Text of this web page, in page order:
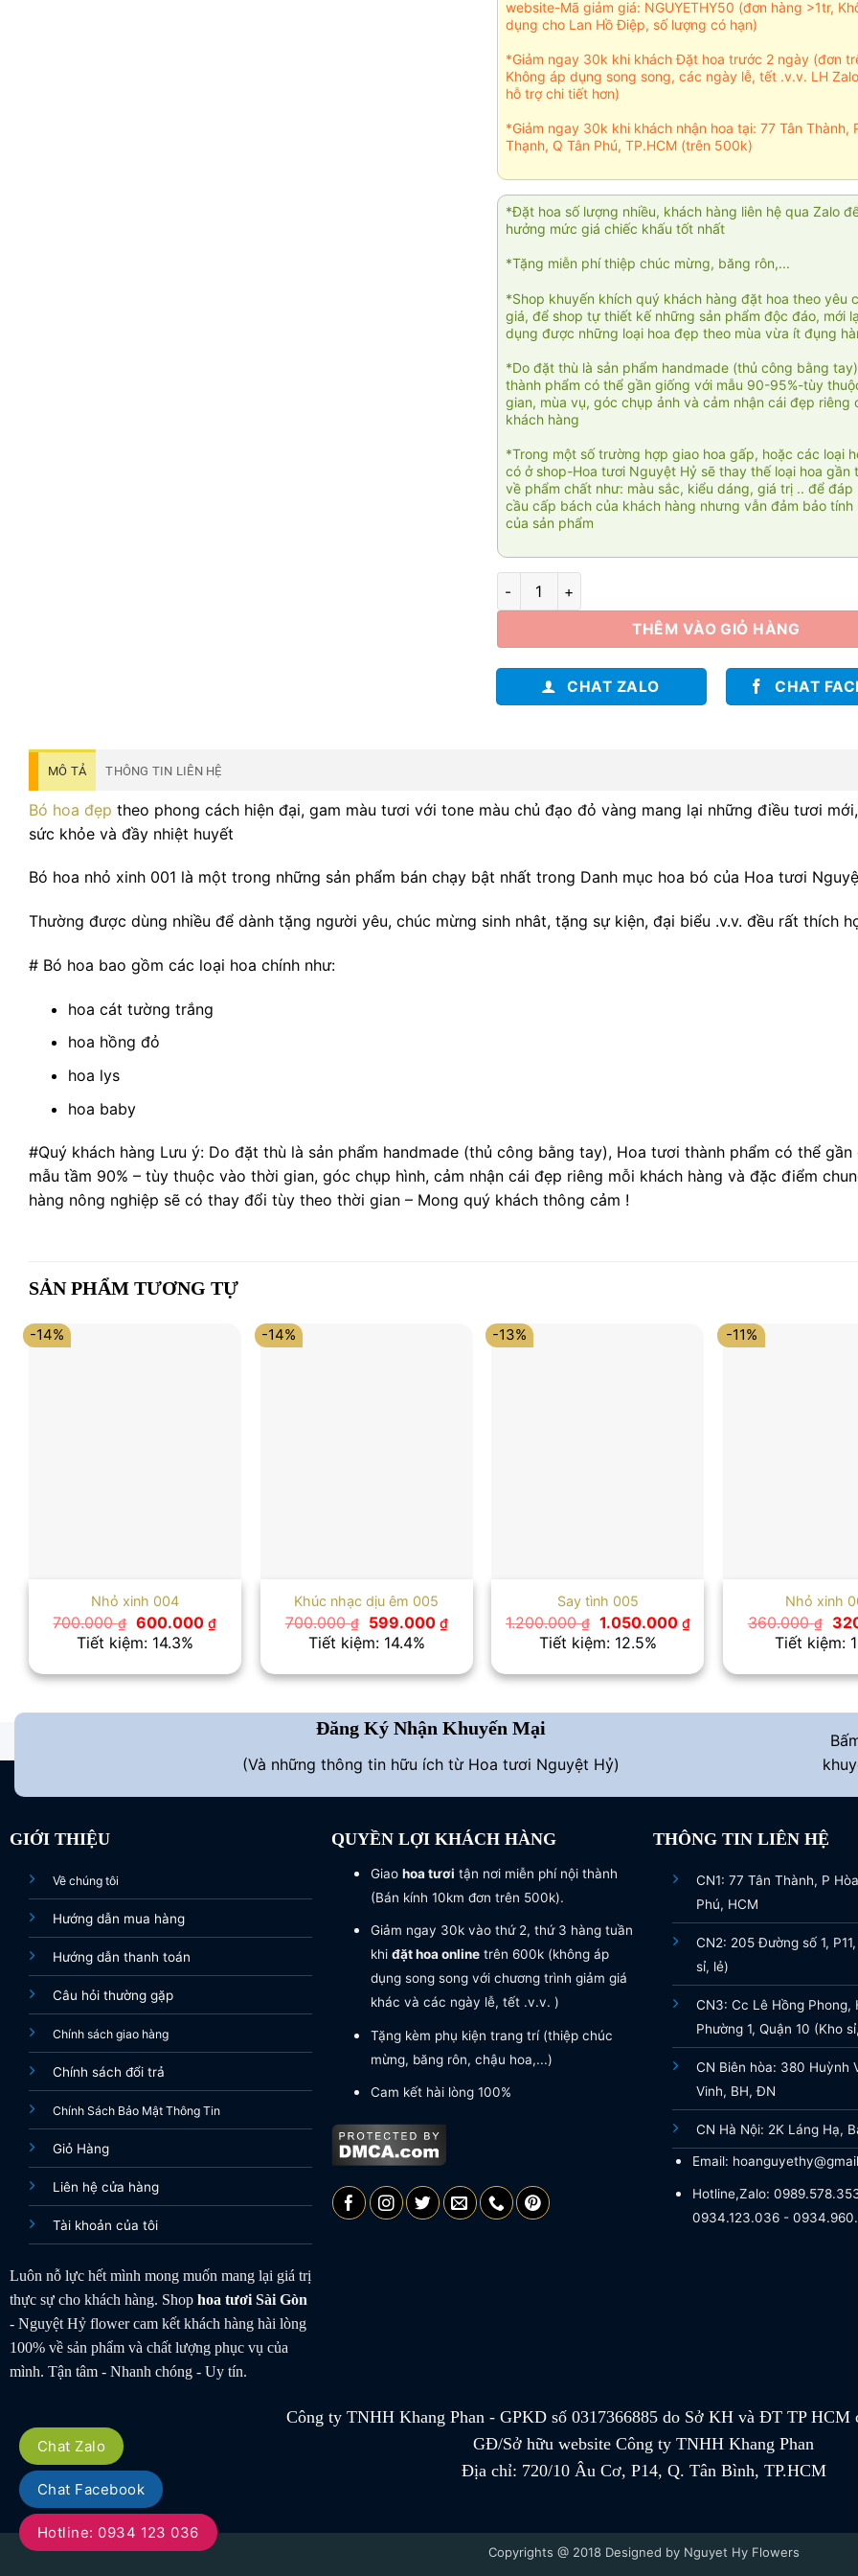
website-Mã giảm giá: NGUYETHY50 (đơn hàng >1tr,
dụng cho Lan Hồ Điệp, số lượng có hạn)
*Giảm ngay 30k khi khách Đặt hoa trước 2 ngày (đơn
Không áp dụng song song, các ngày lễ, tết .v.v. LH
hỗ trợ chi tiết hơn)
*Giảm ngay 30k khi khách nhận hoa tại: 77 Tân Thành,
Thạnh, Q Tân Phú, TP.HCM (trên 500k)
*Đặt hoa số lượng nhiều, khách hàng liên hệ qua Zalo
hưởng mức giá chiếc khấu tốt nhất
*Tặng miễn phí thiệp chúc mừng, băng rôn,...
*Shop khuyến khích quý khách hàng đặt hoa theo yêu
giá, để shop tự thiết kế những sản phẩm độc đáo, mới
dụng được những loại hoa đẹp theo mùa vừa ít đụng
*Do đặt thù là sản phẩm handmade (thủ công bằng
thành phẩm có thể gần giống với mẫu 90-95%-tùy
gian, mùa vụ, góc chụp ảnh và cảm nhận cái đẹp riêng
khách hàng
*Trong một số trường hợp giao hoa gấp, hoặc các loại
có ở shop-Hoa tươi Nguyệt Hỷ sẽ thay thế loại hoa gần
về phẩm chất như: màu sắc, kiểu dáng, giá trị .. để đáp
cầu cấp bách của khách hàng nhưng vẫn đảm bảo tính
của sản phẩm
Bó hoa nhỏ xinh 001 số lượng
THÊM VÀO GIỎ HÀNG
CHAT ZALO CHAT
MÔ TẢ THÔNG TIN LIÊN HỆ
Bó hoa đẹp theo phong cách hiện đại, gam màu tươi với tone màu chủ đạo đỏ vàng mang lại những điều tươi
sức khỏe và đầy nhiệt huyết
Bó hoa nhỏ xinh 001 là một trong những sản phẩm bán chạy bật nhất trong Danh mục hoa bó của Hoa tươi
Thường được dùng nhiều để dành tặng người yêu, chúc mừng sinh nhât, tặng sự kiện, đại biểu .v.v. đều rất thích
# Bó hoa bao gồm các loại hoa chính như:
hoa cát tường trắng
hoa hồng đỏ
hoa lys
hoa baby
#Quý khách hàng Lưu ý: Do đặt thù là sản phẩm handmade (thủ công bằng tay), Hoa tươi thành phẩm có thể
mẫu tầm 90% – tùy thuộc vào thời gian, góc chụp hình, cảm nhận cái đẹp riêng mỗi khách hàng và đặc điểm
hàng nông nghiệp sẽ có thay đổi tùy theo thời gian – Mong quý khách thông cảm !
SẢN PHẨM TƯƠNG TỰ
-14%
Nhỏ xinh 004
700.000₫ Giá
gốc
là:
600.000₫Giá
600.000 ₫.
Tiết kiệm: 14.3%
-14%
Khúc nhạc dịu êm 005
700.000₫
Giá
gốc
là:
599.000 ₫Giá
hiện
599.000 ₫.
Tiết kiệm: 14.4%
-13%
Say tình 005
1.200.000₫ Giá
gốc
là:
1.050.000 ₫Giá
hiện
là:
1.050.000 ₫.
Tiết kiệm: 12.5%
-11%
Nhỏ xinh
360.000₫
Giá
gốc
là:
Tiết kiệm:
Đăng Ký Nhận Khuyến Mại
(Và những thông tin hữu ích từ Hoa tươi Nguyệt Hỷ)
GIỚI THIỆU
Về chúng tôi
Hướng dẫn mua hàng
Hướng dẫn thanh toán
Câu hỏi thường gặp
Chính sách giao hàng
Chính sách đổi trả
Chính Sách Bảo Mật Thông Tin
Giỏ Hàng
Liên hệ cửa hàng
Tài khoản của tôi
Luôn nỗ lực hết mình mong muốn mang lại giá trị
thực sự cho khách hàng. Shop hoa tươiSài Gòn
- Nguyệt Hỷ flower cam kết khách hàng hài lòng
100% về sản phẩm và chất lượng phục vụ của
mình. Tận tâm - Nhanh chóng - Uy tín.
QUYỀN LỢI KHÁCH HÀNG
Giao hoa tươi tận nơi miễn phí nội thành
(Bán kính 10km đơn trên 500k).
Giảm ngay 30k vào thứ 2, thứ 3 hàng tuần
khi đặt hoa onlinetrên 600k (không áp
dụng song song với chương trình giảm giá
khác và các ngày lễ, tết .v.v. )
Tặng kèm phụ kiện trang trí (thiệp chúc
mừng, băng rôn, chậu hoa,...)
Cam kết hài lòng 100%
THÔNG TIN LIÊN HỆ
CN1: 77 Tân Thành, P
Phú, HCM
CN2: 205 Đường số 1,
sỉ, lẻ)
CN3: Cc Lê Hồng Phong,
Phường 1, Quận 10 (Kho
CN Biên hòa: 380 Huỳnh
Vinh, BH, ĐN
CN Hà Nội: 2K Láng Hạ,
Email:
Hotline,Zalo:
0934.123.036 -
Công ty TNHH Khang Phan - GPKD số 0317366885 do Sở KH và ĐT TP HCM
GĐ/Sở hữu website Công ty TNHH Khang Phan
Địa chỉ: 720/10 Âu Cơ, P14, Q. Tân Bình, TP.HCM
Copyrights @ 2018 Designed by Nguyet Hy Flowers
Chat Zalo
Chat Facebook
Hotline: 0934 123 036